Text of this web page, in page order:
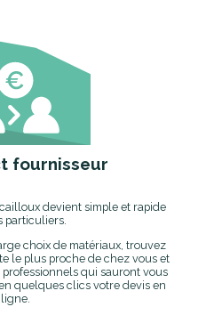
fournisseur
devient simple et rapide
particuliers.
choix de matériaux, trouvez
le plus proche de chez vous et
qui sauront vous
quelques clics votre devis en
ligne.